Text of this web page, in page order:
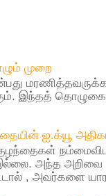
முறை
இந்தத்
ஐ.க்யூ
அந்த
, அவர்களை